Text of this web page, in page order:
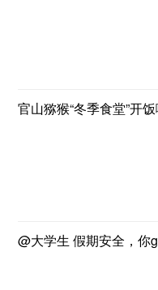
官山猕猴“冬季食堂”开饭
@大学生 假期安全，你